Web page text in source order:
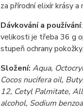
za přírodní elixír krásy a
Dávkování a používání
velikosti je třeba 36 g
stupeň ochrany
Složení: Aqua,
Cocos nucifera oil,
12, Cetyl Palmitate,
alcohol, Sodium